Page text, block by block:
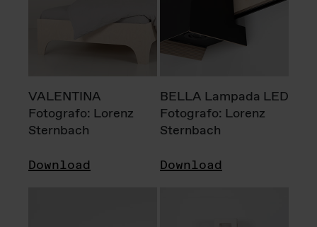
VALENTINA
Fotografo: Lorenz
Sternbach
Download
BELLA Lampada LED
Fotografo: Lorenz
Sternbach
Download